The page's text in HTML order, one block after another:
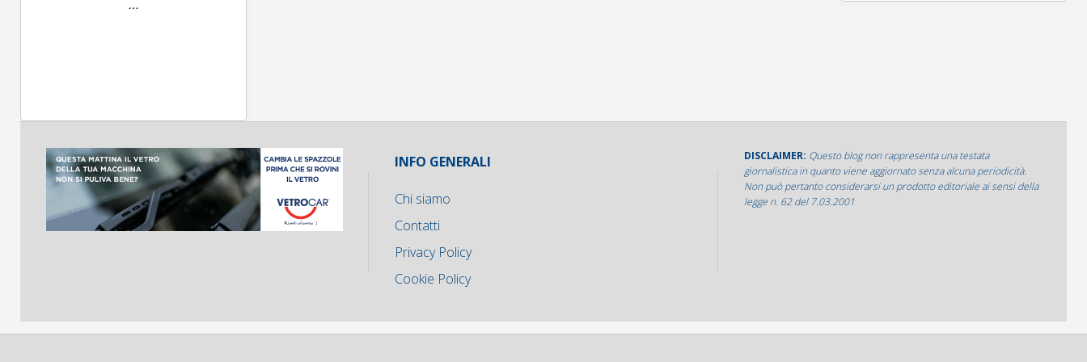
INFO GENERALI
Chi siamo
Contatti
Privacy Policy
Cookie Policy
DISCLAIMER: Questo blog non rappresenta una testata
giornalistica in quanto viene aggiornato senza alcuna periodicità.
Non può pertanto considerarsi un prodotto editoriale ai sensi della
legge n. 62 del 7.03.2001